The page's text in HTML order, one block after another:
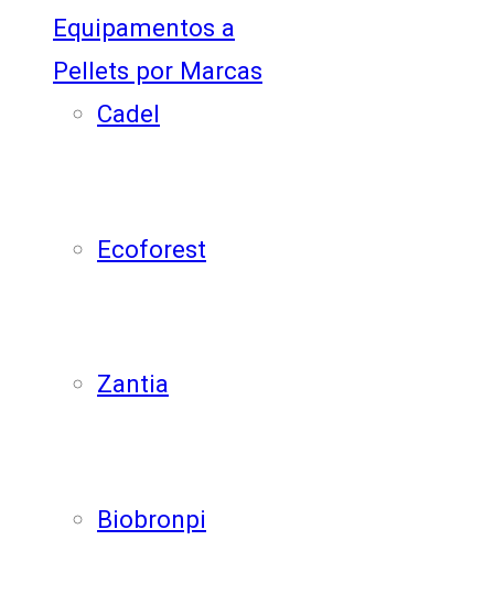
Equipamentos a
Pellets por Marcas
Cadel
Ecoforest
Zantia
Biobronpi